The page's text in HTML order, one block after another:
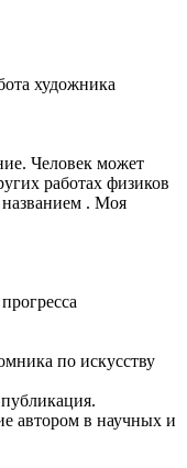
художника
Человек может
работах физиков
. Моя
по искусству
автором в научных и